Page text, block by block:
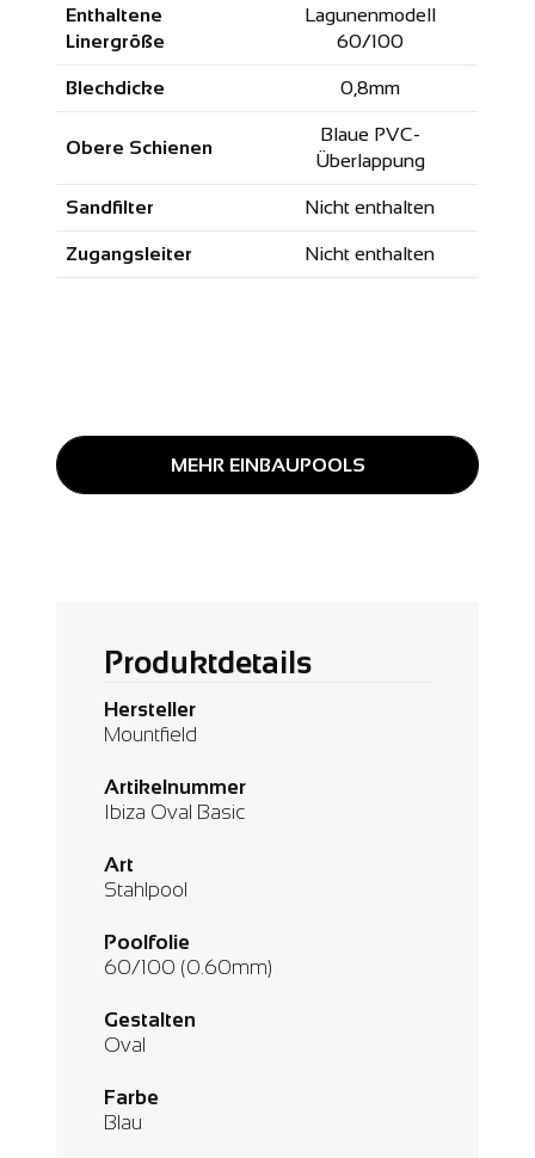
Enthaltene
Linergröße
Lagunenmodell
60/100
Blechdicke 0,8mm
Obere Schienen
Blaue PVC-
Überlappung
Sandfilter Nicht enthalten
Zugangsleiter Nicht enthalten
MEHR EINBAUPOOLS
Produktdetails
Hersteller
Mountfield
Artikelnummer
Ibiza Oval Basic
Art
Stahlpool
Poolfolie
60/100 (0.60mm)
Gestalten
Oval
Farbe
Blau